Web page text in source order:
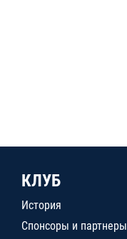
КЛУБ
История
Спонсоры и партнеры